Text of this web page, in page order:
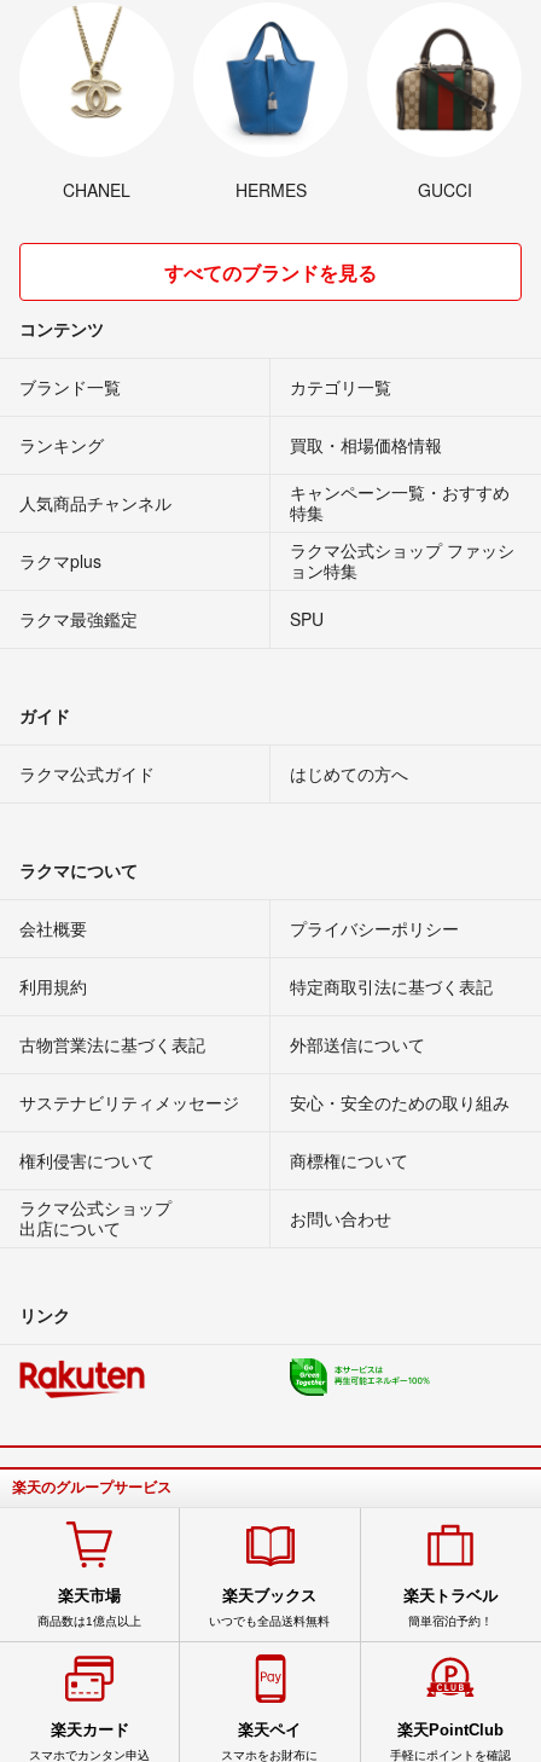
CHANEL HERMES GUCCI
すべてのブランドを見る
コンテンツ
ブランド一覧 カテゴリ一覧
ランキング 買取・相場価格情報
人気商品チャンネル
キャンペーン一覧・おすすめ
特集
ラクマplus
ラクマ公式ショップ ファッシ
ョン特集
ラクマ最強鑑定
SPU
ガイド
ラクマ公式ガイド はじめての方へ
ラクマについて
会社概要 プライバシーポリシー
利用規約 特定商取引法に基づく表記
古物営業法に基づく表記 外部送信について
サステナビリティメッセージ 安心・安全のための取り組み
権利侵害について
商標権について
ラクマ公式ショップ
出店について
お問い合わせ
リンク
楽天のグループサービス
楽天市場
商品数は1億点以上
楽天ブックス
いつでも全品送料無料
楽天トラベル
簡単宿泊予約！
楽天カード
スマホでカンタン申込
楽天ペイ
スマホをお財布に
楽天PointClub
手軽にポイントを確認